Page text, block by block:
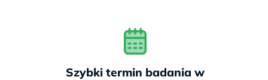
Szybki termin badania w